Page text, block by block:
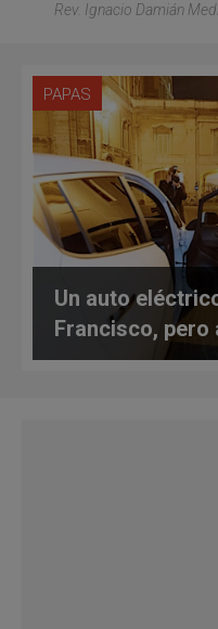
Rev. Ignacio Damián
PAPAS
Un auto
Francisco, pero